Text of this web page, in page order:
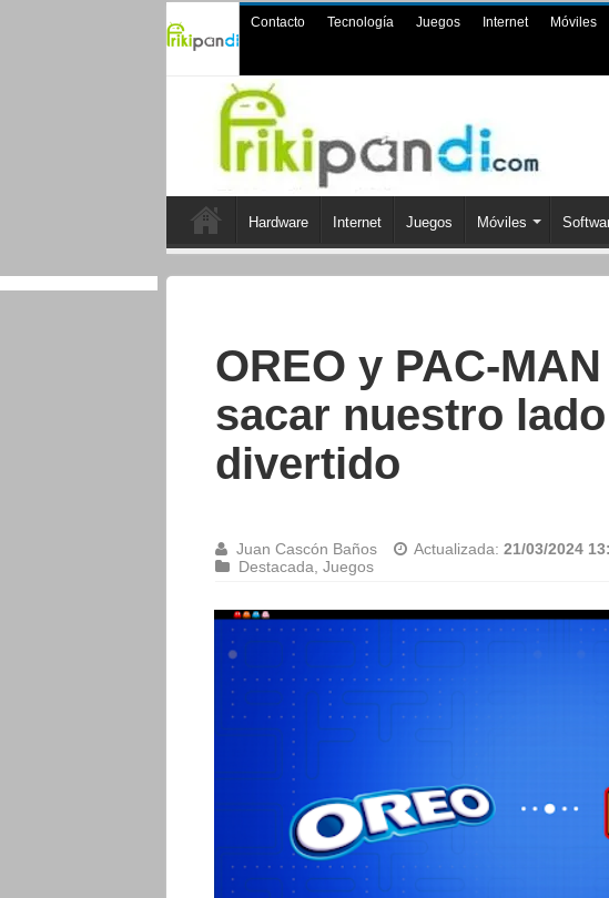
Contacto Tecnología Juegos Internet Móviles
Hardware Internet Juegos Móviles
OREO y PAC-
sacar nuestro
divertido
Juan Cascón Baños Actualizada: 21/03/2024
Destacada Juegos